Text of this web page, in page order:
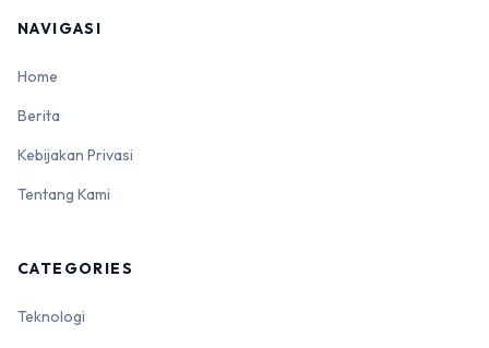
NAVIGASI
Home
Berita
Kebijakan Privasi
Tentang Kami
CATEGORIES
Teknologi